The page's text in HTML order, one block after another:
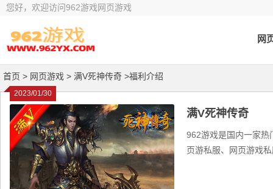
您好，欢迎访问962游戏网页游戏
网
首页 > 网页游戏 > 满V死神传奇 >福利介绍
2023/01/30
满V死神传奇
962游戏是国内一家热
页游私服、网页游戏